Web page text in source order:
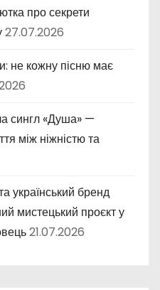
про секрети
27.07.2026
не кожну пісню має
сингл «Душа» —
між ніжністю та
український бренд
мистецький проєкт у
21.07.2026